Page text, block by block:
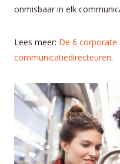
onmisbaar in elk
Lees meer: De 6 corporate
communicatiedirecteuren.